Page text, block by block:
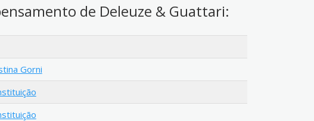
de Deleuze & Guattari:
Gorni